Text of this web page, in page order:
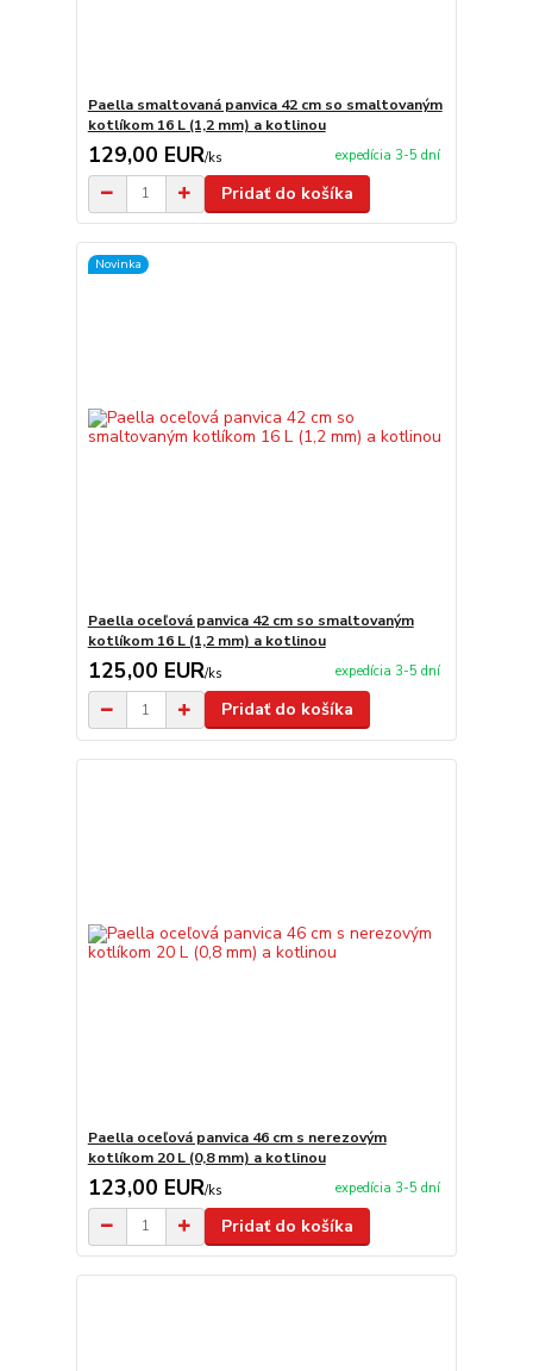
Paella smaltovaná panvica 42 cm so smaltovaným
kotlíkom 16 L (1,2 mm) a kotlinou
129,00 EUR/ks expedícia 3-5 dní
Pridať do košíka
Novinka
Paella oceľová panvica 42 cm so smaltovaným
kotlíkom 16 L (1,2 mm) a kotlinou
125,00 EUR/ks expedícia 3-5 dní
Pridať do košíka
Paella oceľová panvica 46 cm s nerezovým
kotlíkom 20 L (0,8 mm) a kotlinou
123,00 EUR/ks expedícia 3-5 dní
Pridať do košíka